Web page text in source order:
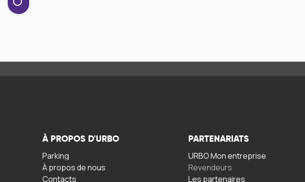
À PROPOS D'URBO
Parking
À propos de nous
Contacts
PARTENARIATS
URBO Mon entreprise
Revendeurs
Les partenaires